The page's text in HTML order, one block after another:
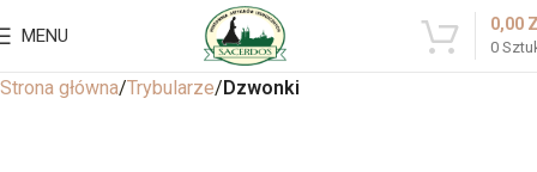
MENU
0
0,00
Strona główna Trybularze Dzwonki